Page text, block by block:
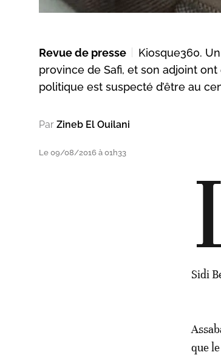
Revue de presse
Kiosque360.
province de Safi, et son adjoint
politique est suspecté d’être au
Par Zineb El Ouilani
Le 09/08/2016 à 01h33
Sidi
que